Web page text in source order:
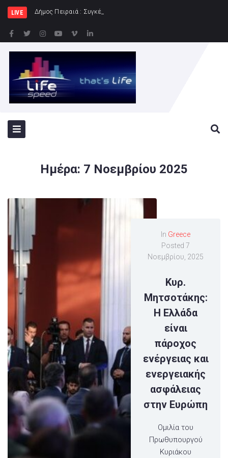
LIVE Δήμος Πειραιά : Συγκέντρωση ειδών διατρ
Ημέρα: 7 Νοεμβρίου 2025
In Greece
Posted7
Νοεμβρίου, 2025
Κυρ.
Μητσοτάκης:
Η Ελλάδα
είναι
πάροχος
ενέργειας και
ενεργειακής
ασφάλειας
στην Ευρώπη
Ομιλία του
Πρωθυπουργού
Κυριάκου